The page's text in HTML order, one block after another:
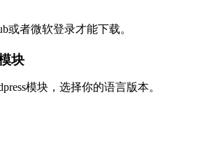
或者微软登录才能下载。
块
模块，选择你的语言版本。